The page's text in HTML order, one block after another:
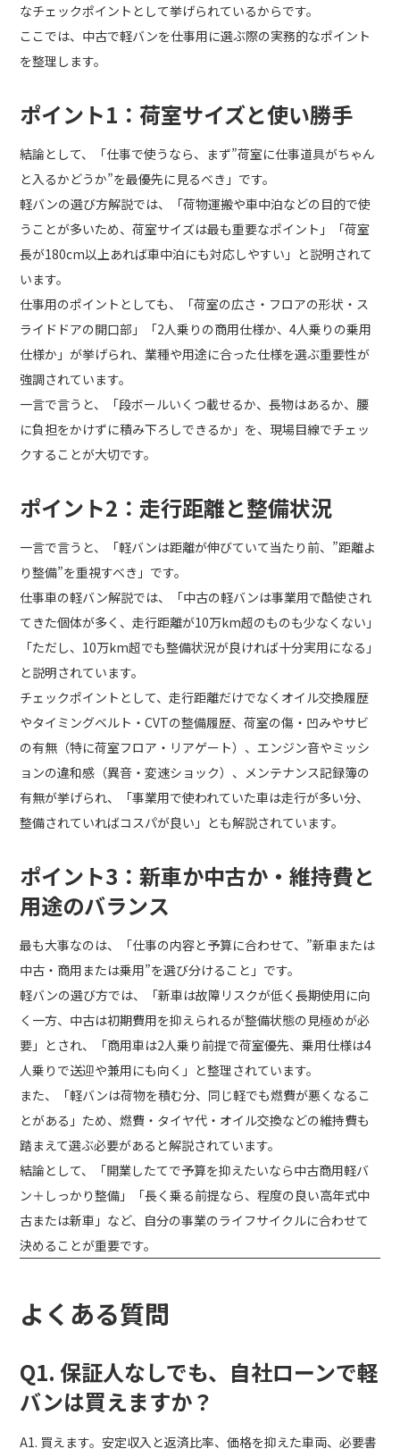
なチェックポイントとして挙げられているからです。
ここでは、中古で軽バンを仕事用に選ぶ際の実務的なポイント
を整理します。
ポイント1：荷室サイズと使い勝手
結論として、「仕事で使うなら、まず”荷室に仕事道具がちゃん
と入るかどうか”を最優先に見るべき」です。
軽バンの選び方解説では、「荷物運搬や車中泊などの目的で使
うことが多いため、荷室サイズは最も重要なポイント」「荷室
長が180cm以上あれば車中泊にも対応しやすい」と説明されて
います。
仕事用のポイントとしても、「荷室の広さ・フロアの形状・ス
ライドドアの開口部」「2人乗りの商用仕様か、4人乗りの乗用
仕様か」が挙げられ、業種や用途に合った仕様を選ぶ重要性が
強調されています。
一言で言うと、「段ボールいくつ載せるか、長物はあるか、腰
に負担をかけずに積み下ろしできるか」を、現場目線でチェッ
クすることが大切です。
ポイント2：走行距離と整備状況
一言で言うと、「軽バンは距離が伸びていて当たり前、”距離よ
り整備”を重視すべき」です。
仕事車の軽バン解説では、「中古の軽バンは事業用で酷使され
てきた個体が多く、走行距離が10万km超のものも少なくない」
「ただし、10万km超でも整備状況が良ければ十分実用になる」
と説明されています。
チェックポイントとして、走行距離だけでなくオイル交換履歴
やタイミングベルト・CVTの整備履歴、荷室の傷・凹みやサビ
の有無（特に荷室フロア・リアゲート）、エンジン音やミッシ
ョンの違和感（異音・変速ショック）、メンテナンス記録簿の
有無が挙げられ、「事業用で使われていた車は走行が多い分、
整備されていればコスパが良い」とも解説されています。
ポイント3：新車か中古か・維持費と
用途のバランス
最も大事なのは、「仕事の内容と予算に合わせて、”新車または
中古・商用または乗用”を選び分けること」です。
軽バンの選び方では、「新車は故障リスクが低く長期使用に向
く一方、中古は初期費用を抑えられるが整備状態の見極めが必
要」とされ、「商用車は2人乗り前提で荷室優先、乗用仕様は4
人乗りで送迎や兼用にも向く」と整理されています。
また、「軽バンは荷物を積む分、同じ軽でも燃費が悪くなるこ
とがある」ため、燃費・タイヤ代・オイル交換などの維持費も
踏まえて選ぶ必要があると解説されています。
結論として、「開業したてで予算を抑えたいなら中古商用軽バ
ン＋しっかり整備」「長く乗る前提なら、程度の良い高年式中
古または新車」など、自分の事業のライフサイクルに合わせて
決めることが重要です。
よくある質問
Q1. 保証人なしでも、自社ローンで軽
バンは買えますか？
A1. 買えます。安定収入と返済比率、価格を抑えた車両、必要書